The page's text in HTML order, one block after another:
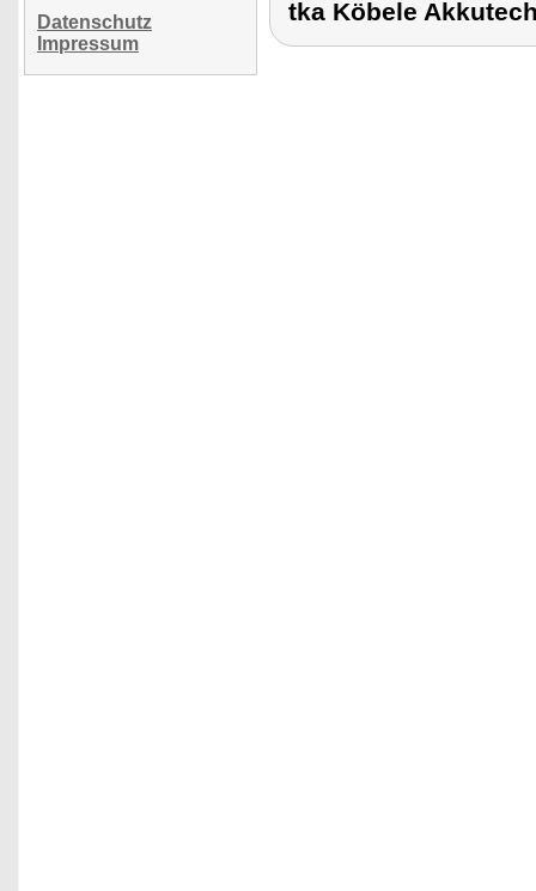
Datenschutz
Impressum
tka Köbele